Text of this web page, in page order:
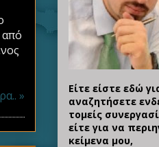
από
»
Είτε είστε εδώ
αναζητήσετε
τομείς
είτε για να
κείμενα μου,